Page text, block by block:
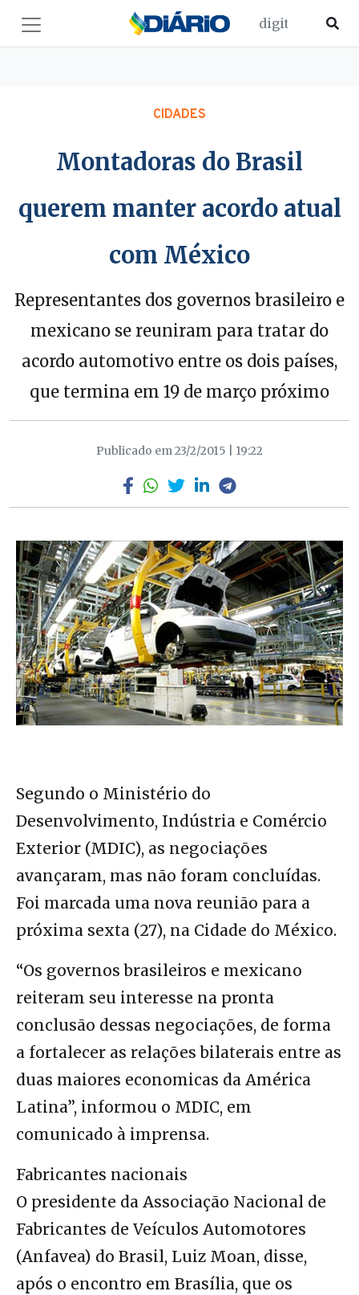
CIDADES
Montadoras do Brasil
querem manter acordo atual
com México
Representantes dos governos brasileiro e
mexicano se reuniram para tratar do
acordo automotivo entre os dois países,
que termina em 19 de março próximo
Publicado em 23/2/2015 | 19:22
Segundo o Ministério do
Desenvolvimento, Indústria e Comércio
Exterior (MDIC), as negociações
avançaram, mas não foram concluídas.
Foi marcada uma nova reunião para a
próxima sexta (27), na Cidade do México.
“Os governos brasileiros e mexicano
reiteram seu interesse na pronta
conclusão dessas negociações, de forma
a fortalecer as relações bilaterais entre as
duas maiores economicas da América
Latina”, informou o MDIC, em
comunicado à imprensa.
Fabricantes nacionais
O presidente da Associação Nacional de
Fabricantes de Veículos Automotores
(Anfavea) do Brasil, Luiz Moan, disse,
após o encontro em Brasília, que os